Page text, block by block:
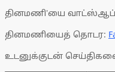
தினமணி'யை வாட்ஸ்ஆப்
தினமணியைத் தொடர:
உடனுக்குடன்